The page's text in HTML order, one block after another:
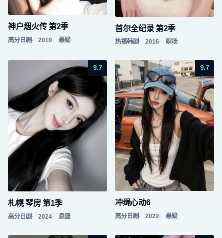
神户烟火传 第2季
高分日剧 2010 悬疑
首尔全纪录 第2季
热播韩剧 2016 职场
9.7
札幌 琴房 第1季
高分日剧 2024 悬疑
9.7
冲绳心动6
高分日剧 2022 悬疑